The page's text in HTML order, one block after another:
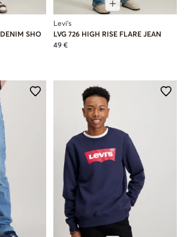
SHO
Levi's
LVG 726 HIGH RISE FLARE JEAN
49 €